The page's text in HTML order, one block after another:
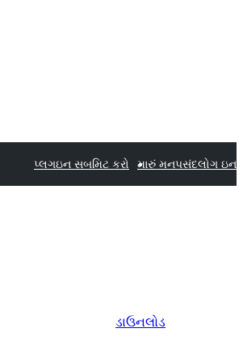
પ્લગઇન સબમિટ કરો મારું મનપસંદલોગ ઇન
ડાઉનલોડ